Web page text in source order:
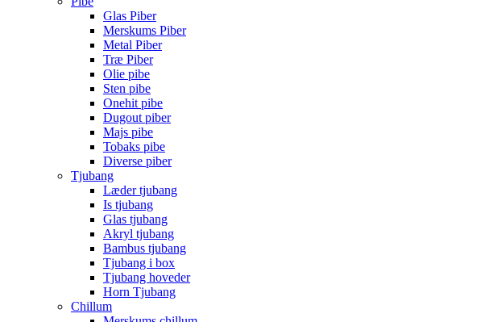
Glas Piber
Merskums Piber
Metal Piber
Træ Piber
Olie pibe
Sten pibe
Onehit pibe
Dugout piber
Majs pibe
Tobaks pibe
Diverse piber
Tjubang
Læder tjubang
Is tjubang
Glas tjubang
Akryl tjubang
Bambus tjubang
Tjubang i box
Tjubang hoveder
Horn Tjubang
Chillum